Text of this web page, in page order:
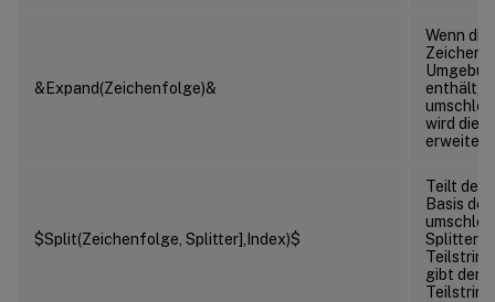
&Expand(Zeichenfolge)&
Wenn die
enthält,
wird die
erweitert.
$Split(Zeichenfolge, Splitter],Index)$
Teilt den
Basis
Splitters
gibt den